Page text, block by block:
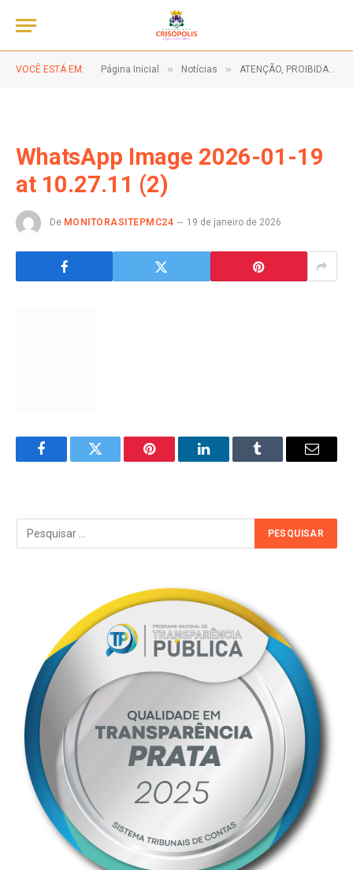
VOCÊ ESTÁ EM: Página Inicial » Notícias » ATENÇÃO, PROIBIDA A VENDA DE BEBIDAS EM ISOPOR, CAIXAS TÉRMICAS OU RECIPIENTES SIMILARES, NO LOCAL DO EVENTO!
WhatsApp Image 2026-01-19
at 10.27.11 (2)
De MONITORASITEPMC24 19 de janeiro de 2026
FacebookTwitter Pinterest LinkedInTumblr Email